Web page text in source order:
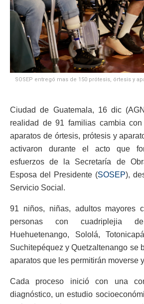
SOSEP entregó mas de 150 prótesis, órtesis y
Ciudad de Guatemala, 16 dic
realidad de 91 familias cambia
aparatos de órtesis, prótesis y
activaron durante el acto que
esfuerzos de la Secretaría de
Esposa del Presidente (SOSEP),
Servicio Social.
91 niños, niñas, adultos mayores
personas con cuadriplejia
Huehuetenango, Sololá,
Suchitepéquez y Quetzaltenango se
aparatos que les permitirán moverse
Cada proceso inició con una
diagnóstico, un estudio